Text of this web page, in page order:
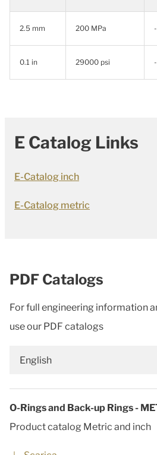
2.5 mm 200 MPa
0.1 in 29000 psi
E Catalog Links
E-Catalog inch
E-Catalog metric
PDF Catalogs
For full engineering information
use our PDF catalogs
English
O-Rings and Back-up Rings -
Product catalog Metric and inch